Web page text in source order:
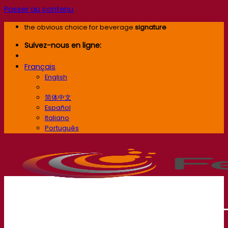
Passer au contenu
the obvious choice for beverage signature
Suivez-nous en ligne:
Français
English
简体中文
Español
Italiano
Português